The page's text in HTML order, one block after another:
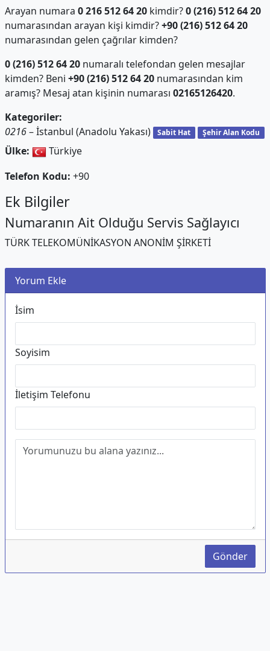
Arayan numara 0 216 512 64 20kimdir?0 (216) 512 64 20
numarasından arayan kişi kimdir?+90 (216) 512 64 20
numarasından gelen çağrılar kimden?
0 (216) 512 64 20numaralı telefondan gelen mesajlar
kimden? Beni +90 (216) 512 64 20numarasından kim
aramış? Mesaj atan kişinin numarası 02165126420.
Kategoriler:
0216– İstanbul (Anadolu Yakası) Sabit Hat Şehir Alan Kodu
Ülke:
Türkiye
Telefon Kodu: +90
Ek Bilgiler
Numaranın Ait Olduğu Servis Sağlayıcı
TÜRK TELEKOMÜNİKASYON ANONİM ŞİRKETİ
Yorum Ekle
İsim
Soyisim
İletişim Telefonu
Gönder